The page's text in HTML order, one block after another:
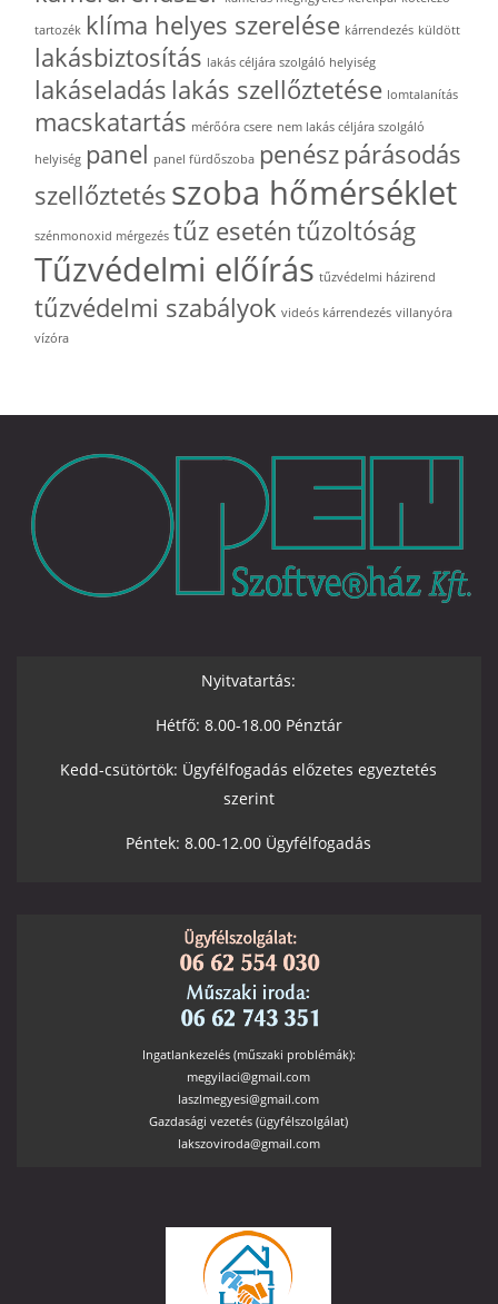
tartozék klíma helyes szerelése kárrendezés küldött
lakásbiztosítás lakás céljára szolgáló helyiség
lakáseladás lakás szellőztetése lomtalanítás
macskatartás mérőóra csere nem lakás céljára szolgáló
helyiség panel panel fürdőszoba penész párásodás
szellőztetés szoba hőmérséklet
szénmonoxid mérgezés tűz esetén tűzoltóság
Tűzvédelmi előírás tűzvédelmi házirend
tűzvédelmi szabályok videós kárrendezés villanyóra
vízóra
Nyitvatartás:
Hétfő: 8.00-18.00 Pénztár
Kedd-csütörtök: Ügyfélfogadás előzetes egyeztetés
szerint
Péntek: 8.00-12.00 Ügyfélfogadás
Ingatlankezelés (műszaki problémák):
megyilaci@gmail.com
laszlmegyesi@gmail.com
Gazdasági vezetés (ügyfélszolgálat)
lakszoviroda@gmail.com